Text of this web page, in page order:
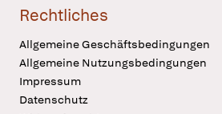
Rechtliches
Allgemeine Geschäftsbedingungen
Allgemeine Nutzungsbedingungen
Impressum
Datenschutz